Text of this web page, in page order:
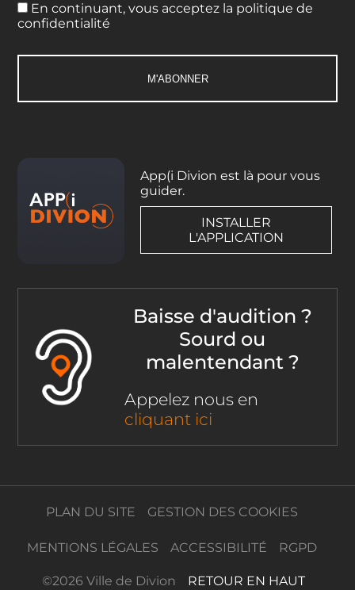
En continuant, vous acceptez la politique de
confidentialité
App(i Divion est là pour vous
guider.
INSTALLER
L'APPLICATION
Baisse d'audition ?
Sourd ou
malentendant ?
Appelez nous en
cliquant ici
PLAN DU SITE GESTION DES COOKIES
MENTIONS LÉGALES ACCESSIBILITÉ RGPD
©2026 Ville de Divion RETOUR EN HAUT